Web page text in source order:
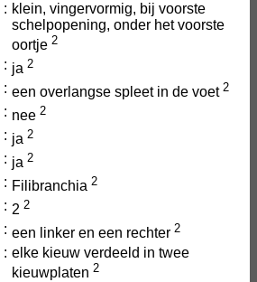
: klein, vingervormig, bij voorste
schelpopening, onder het voorste
oortje 2
: ja 2
: een overlangse spleet in de voet 2
: nee 2
: ja 2
: ja 2
: Filibranchia 2
: 2 2
: een linker en een rechter 2
: elke kieuw verdeeld in twee
kieuwplaten 2